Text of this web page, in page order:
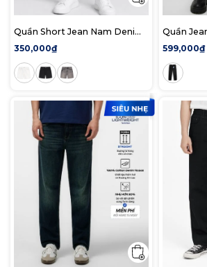
Quần Short Jean Nam Denim
Co Dãn Classic Form Regular
350,000₫
Quần
Ống
ICON105
599,000₫